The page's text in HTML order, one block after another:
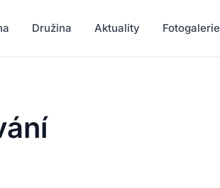
Družina Aktuality Fotogalerie